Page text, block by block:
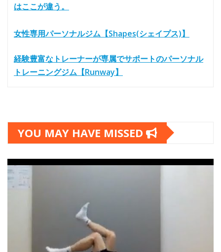
はここが違う。
女性専用パーソナルジム【Shapes(シェイプス)】
経験豊富なトレーナーが専属でサポートのパーソナル
トレーニングジム【Runway】
YOU MAY HAVE MISSED